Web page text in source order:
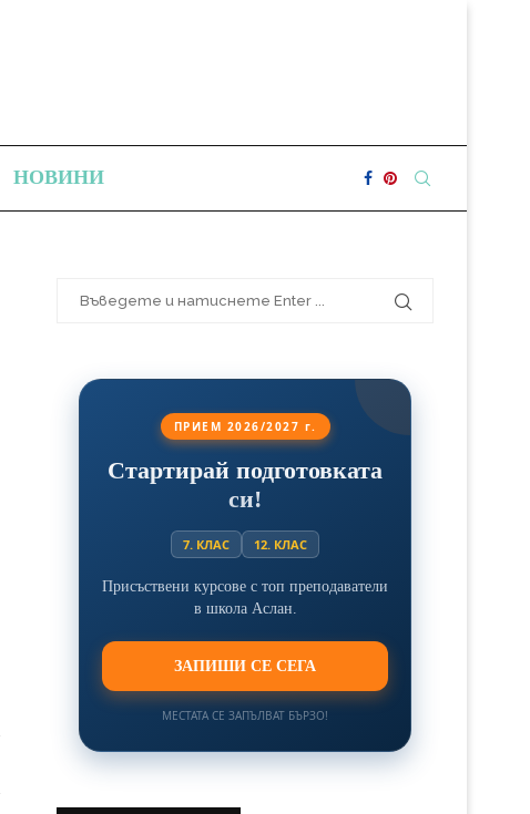
НОВИНИ
ПРИЕМ 2026/2027 г.
Стартирай подготовката
си!
7. КЛАС 12. КЛАС
Присъствени курсове с топ преподаватели
в школа Аслан.
ЗАПИШИ СЕ СЕГА
МЕСТАТА СЕ ЗАПЪЛВАТ БЪРЗО!